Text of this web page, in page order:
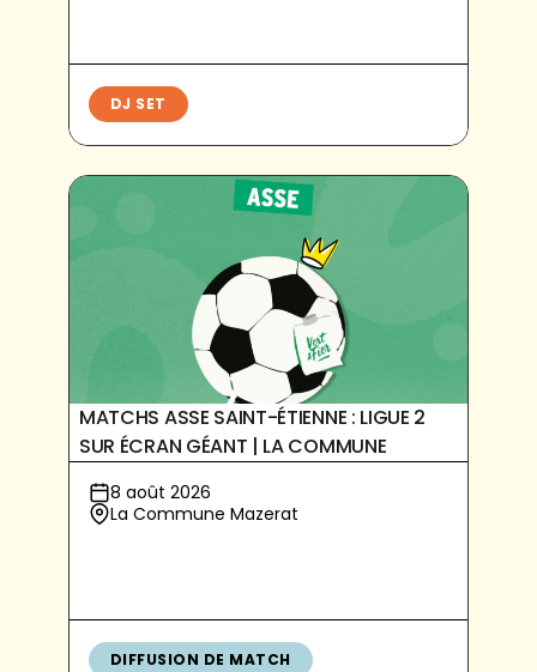
DJ SET
MATCHS ASSE SAINT-ÉTIENNE : LIGUE 2
SUR ÉCRAN GÉANT | LA COMMUNE
8 août 2026
La Commune Mazerat
DIFFUSION DE MATCH